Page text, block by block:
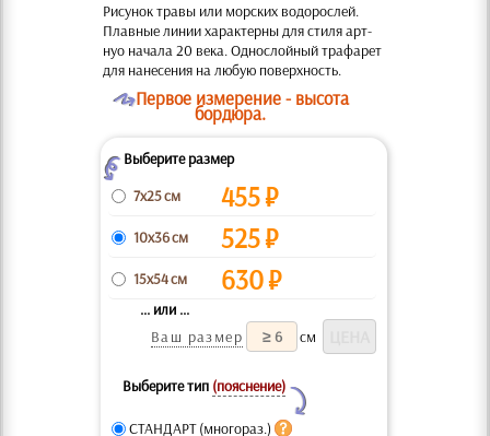
Рисунок травы или морских водорослей.
Плавные линии характерны для стиля арт-
нуо начала 20 века. Однослойный трафарет
для нанесения на любую поверхность.
OПервое измерение - высота
бордюра.
ZВыберите размер
7x25 см
455₽
10x36 см 525₽
15x54 см 630₽
... или ...
Ваш размер
см
Выберите тип (пояснение)
Y
СТАНДАРТ (многораз.)